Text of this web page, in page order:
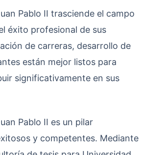
Pablo II trasciende el campo
éxito profesional de sus
de carreras, desarrollo de
están mejor listos para
significativamente en sus
Pablo II es un pilar
y competentes. Mediante